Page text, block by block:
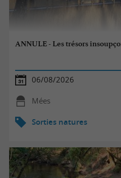
ANNULE - Les trésors
06/08/2026
Mées
Sorties natures